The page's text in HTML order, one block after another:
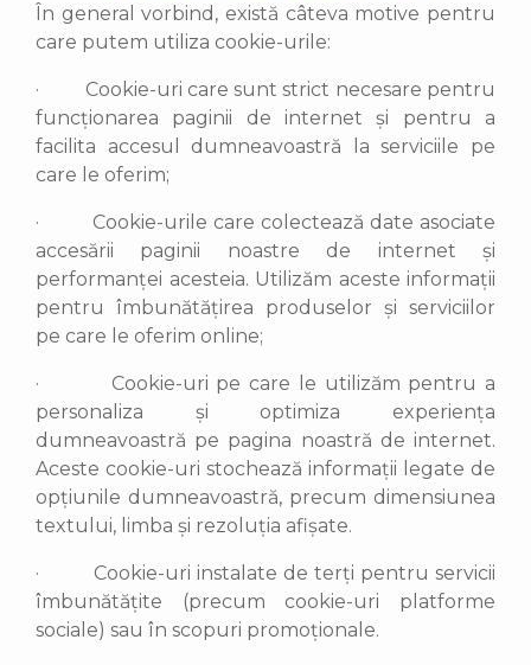
În general vorbind, există câteva motive pentru
care putem utiliza cookie-urile:
·
Cookie-uri care sunt strict necesare pentru
funcționarea paginii de internet și pentru a
facilita accesul dumneavoastră la serviciile pe
care le oferim;
·
Cookie-urile care colectează date asociate
accesării paginii noastre de internet și
performanței acesteia. Utilizăm aceste informații
pentru îmbunătățirea produselor și serviciilor
pe care le oferim online;
·
Cookie-uri pe care le utilizăm pentru a
personaliza și optimiza experiența
dumneavoastră pe pagina noastră de internet.
Aceste cookie-uri stochează informații legate de
opțiunile dumneavoastră, precum dimensiunea
textului, limba și rezoluția afișate.
·
Cookie-uri instalate de terți pentru servicii
îmbunătățite (precum cookie-uri platforme
sociale) sau în scopuri promoționale.